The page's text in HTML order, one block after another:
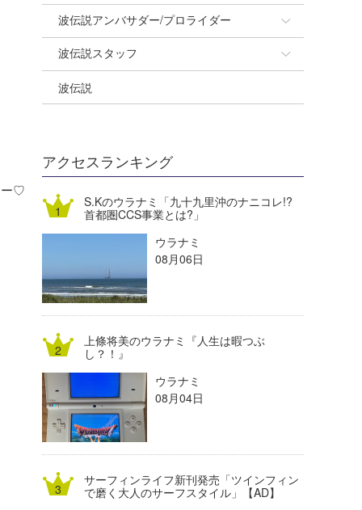
ー♡
mitsuteru Kamio
Yasunari Inoue
Yoshiyuki Obata
DELTA FORCE SURF
熊谷素子
SURFMEDIA
Colors MAGAZINE
WAVAL
波伝説アンバサダー/プロライダー
福島寿実子
中浦“JET”章
進士剛光
植村未来
大野”MAR”修聖
喜納海人
波伝説スタッフ
☆加藤
Aichan
ECE
H
KID
KOBU
KY
MIN
mitz
OYZ
波伝説
アクセスランキング
S.Kのウラナミ「九十九里沖のナニコレ!?
首都圏CCS事業とは?」
ウラナミ
08月06日
上條将美のウラナミ『人生は暇つぶ
し？！』
ウラナミ
08月04日
サーフィンライフ新刊発売「ツインフィン
で磨く大人のサーフスタイル」【AD】